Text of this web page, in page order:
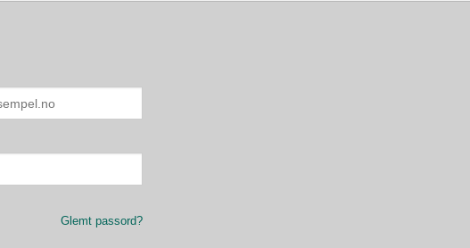
Glemt passord?